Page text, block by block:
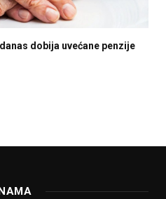
dobija uvećane penzije